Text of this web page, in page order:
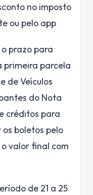
no imposto
ou pelo app
prazo para
primeira parcela
de Veículos
do Nota
créditos para
boletos pelo
valor final com
de 21 a 25